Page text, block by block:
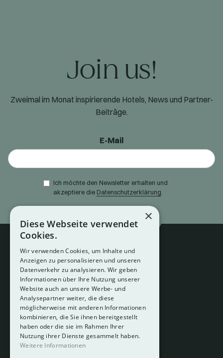
Join us!
Zweimal im Monat inspirierende Hotels, News und Partner-
Beiträge.
E-Mail
Ich möchte den Newsletter erhalten und
akzeptiere die Datenschutzerklärung
About
Hotelberatung
Mediadaten
Instagram
×
Diese Webseite verwendet
Cookies.
Wir verwenden Cookies, um Inhalte und
Anzeigen zu personalisieren und unseren
Datenverkehr zu analysieren. Wir geben
Informationen über Ihre Nutzung unserer
Website auch an unsere Werbe- und
Analysepartner weiter, die diese
möglicherweise mit anderen Informationen
kombinieren, die Sie ihnen bereitgestellt
haben oder die sie im Rahmen Ihrer
Nutzung ihrer Dienste gesammelt haben.
Weitere Informationen